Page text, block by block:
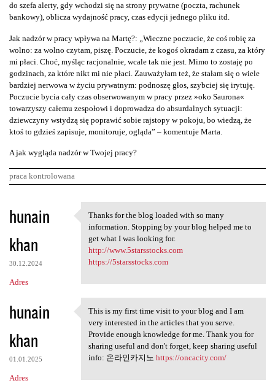
do szefa alerty, gdy wchodzi się na strony prywatne (poczta, rachunek
bankowy), oblicza wydajność pracy, czas edycji jednego pliku itd.
Jak nadzór w pracy wpływa na Martę?: „Wieczne poczucie, że coś robię za
wolno: za wolno czytam, piszę. Poczucie, że kogoś okradam z czasu, za który
mi płaci. Choć, myśląc racjonalnie, wcale tak nie jest. Mimo to zostaję po
godzinach, za które nikt mi nie płaci. Zauważyłam też, że stałam się o wiele
bardziej nerwowa w życiu prywatnym: podnoszę głos, szybciej się irytuję.
Poczucie bycia cały czas obserwowanym w pracy przez »oko Saurona«
towarzyszy całemu zespołowi i doprowadza do absurdalnych sytuacji:
dziewczyny wstydzą się poprawić sobie rajstopy w pokoju, bo wiedzą, że
ktoś to gdzieś zapisuje, monitoruje, ogląda” – komentuje Marta.
A jak wygląda nadzór w Twojej pracy?
praca kontrolowana
K
o
m
e
n
a
r
z
e
hunain
khan
30.12.2024
Adres
Thanks for the blog loaded
Thanks for the blog loaded with so many
information. Stopping by your blog helped me to
get what I was looking for.
http://www.5starsstocks.com
https://5starsstocks.com
hunain
khan
01.01.2025
Adres
This is my first time visit
This is my first time visit to your blog and I am
very interested in the articles that you serve.
Provide enough knowledge for me. Thank you for
sharing useful and don't forget, keep sharing useful
info: 온라인카지노 https://oncacity.com/